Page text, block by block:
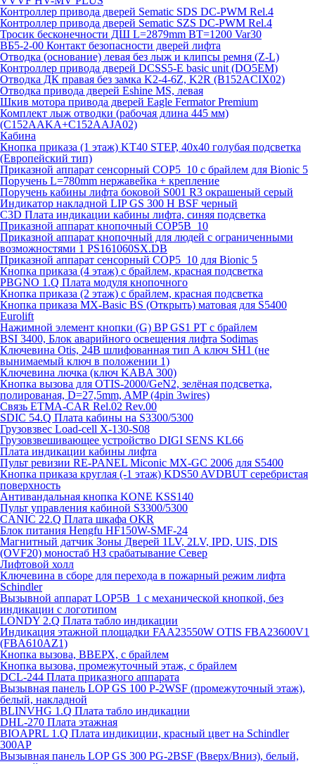
Контроллер привода дверей Sematic SDS DC-PWM Rel.4
Контроллер привода дверей Sematic SZS DC-PWM Rel.4
Тросик бесконечности ДШ L=2879mm BT=1200 Var30
ВБ5-2-00 Контакт безопасности дверей лифта
Отводка (основание) левая без лыж и клипсы ремня (Z-L)
Контроллер привода дверей DCSS5-E basic unit (DO5EM)
Отводка ДК правая без замка K2-4-6Z, K2R (B152ACIX02)
Отводка привода дверей Eshine MS, левая
Шкив мотора привода дверей Eagle Fermator Premium
Комплект лыж отводки (рабочая длина 445 мм)
(C152AAKA+C152AAJA02)
Кабина
Кнопка приказа (1 этаж) KT40 STEP, 40х40 голубая подсветка
(Европейский тип)
Приказной аппарат сенсорный COP5_10 с брайлем для Bionic 5
Поручень L=780mm нержавейка + крепление
Поручень кабины лифта боковой S001 R3 окрашеный серый
Индикатор накладной LIP GS 300 H BSF черный
C3D Плата индикации кабины лифта, синяя подсветка
Приказной аппарат кнопочный COP5B_10
Приказной аппарат кнопочный для людей с ограниченными
возможностями 1 PS161060SX.DB
Приказной аппарат сенсорный COP5_10 для Bionic 5
Кнопка приказа (4 этаж) с брайлем, красная подсветка
PBGNO 1.Q Плата модуля кнопочного
Кнопка приказа (2 этаж) с брайлем, красная подсветка
Кнопка приказа MX-Basic BS (Открыть) матовая для S5400
Eurolift
Нажимной элемент кнопки (G) BP GS1 PT с брайлем
BSI 3400, Блок аварийного освещения лифта Sodimas
Ключевина Otis, 24В шлифованная тип А ключ SH1 (не
вынимаемый ключ в положении 1)
Ключевина лючка (ключ KABA 300)
Кнопка вызова для OTIS-2000/GeN2, зелёная подсветка,
полированая, D=27,5mm, AMP (4pin 3wires)
Связь ETMA-CAR Rel.02 Rev.00
SDIC 54.Q Плата кабины на S3300/5300
Грузовзвес Load-cell X-130-S08
Грузовзвешивающее устройство DIGI SENS KL66
Плата индикации кабины лифта
Пульт ревизии RE-PANEL Miconic MX-GC 2006 для S5400
Кнопка приказа круглая (-1 этаж) KDS50 AVDBUT серебристая
поверхность
Антивандальная кнопка KONE KSS140
Пульт управления кабиной S3300/5300
CANIC 22.Q Плата шкафа OKR
Блок питания Hengfu HF150W-SMF-24
Магнитный датчик Зоны Дверей 1LV, 2LV, IPD, UIS, DIS
(OVF20) моностаб НЗ срабатывание Cевер
Лифтовой холл
Ключевина в сборе для перехода в пожарный режим лифта
Schindler
Вызывной аппарат LOP5B_1 с механической кнопкой, без
индикации с логотипом
LONDY 2.Q Плата табло индикации
Индикация этажной площадки FAA23550W OTIS FBA23600V1
(FBA610AZ1)
Кнопка вызова, ВВЕРХ, с брайлем
Кнопка вызова, промежуточный этаж, с брайлем
DCL-244 Плата приказного аппарата
Вызывная панель LOP GS 100 P-2WSF (промежуточный этаж),
белый, накладной
BLINVHG 1.Q Плата табло индикации
DHL-270 Плата этажная
BIOAPRL 1.Q Плата индикиции, красный цвет на Schindler
300AP
Вызывная панель LOP GS 300 PG-2BSF (Вверх/Вниз), белый,